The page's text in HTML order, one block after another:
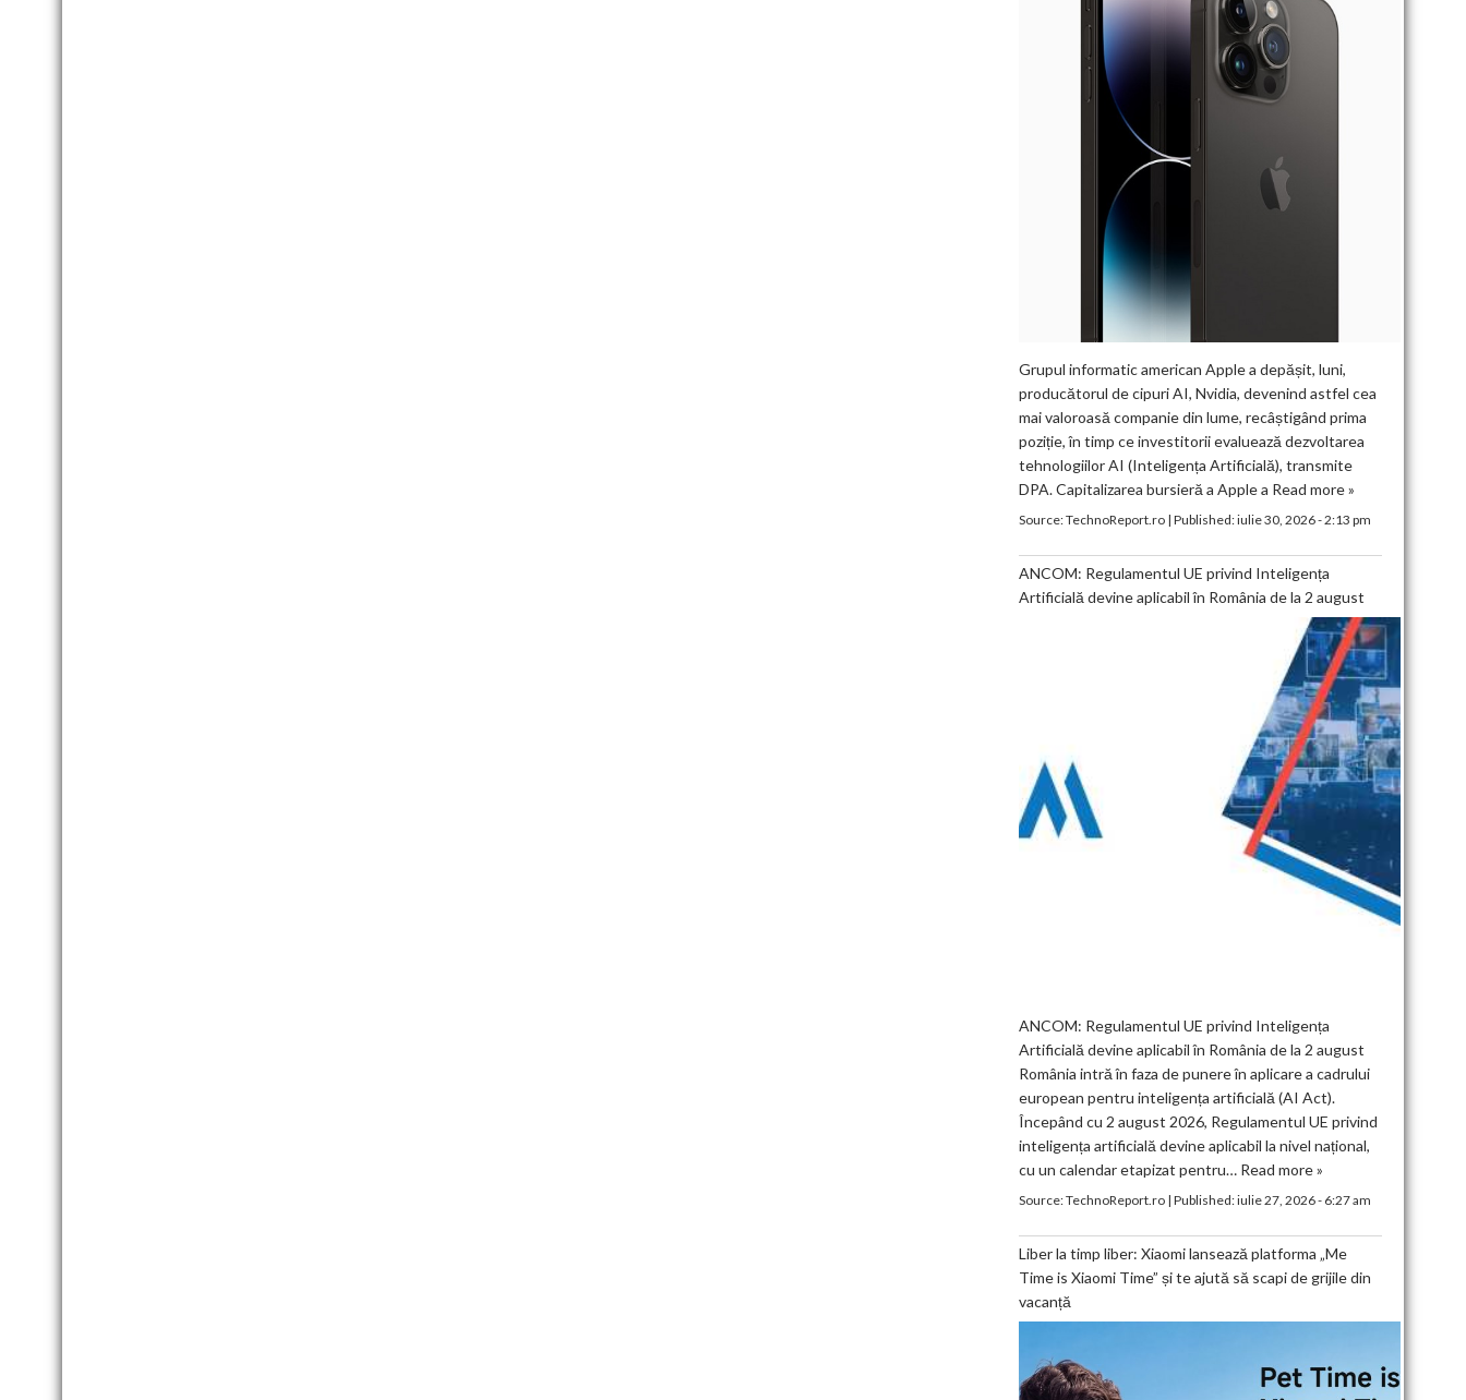
Grupul informatic american Apple a depășit, luni,
producătorul de cipuri AI, Nvidia, devenind astfel cea
mai valoroasă companie din lume, recâștigând prima
poziție, în timp ce investitorii evaluează dezvoltarea
tehnologiilor AI (Inteligența Artificială), transmite
DPA. Capitalizarea bursieră a Apple a Read more »
Source:TechnoReport.ro| Published:iulie 30, 2026 - 2:13 pm
ANCOM: Regulamentul UE privind Inteligența
Artificială devine aplicabil în România de la 2 august
ANCOM: Regulamentul UE privind Inteligența
Artificială devine aplicabil în România de la 2 august
România intră în faza de punere în aplicare a cadrului
european pentru inteligența artificială (AI Act).
Începând cu 2 august 2026, Regulamentul UE privind
inteligența artificială devine aplicabil la nivel național,
cu un calendar etapizat pentru… Read more »
Source:TechnoReport.ro| Published:iulie 27, 2026 - 6:27 am
Liber la timp liber: Xiaomi lansează platforma „Me
Time is Xiaomi Time” și te ajută să scapi de grijile din
vacanță